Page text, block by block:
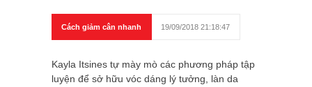
Cách giảm cân nhanh 19/09/2018 21:18:47
Kayla Itsines tự mày mò các phương pháp tập
luyện để sở hữu vóc dáng lý tưởng, làn da